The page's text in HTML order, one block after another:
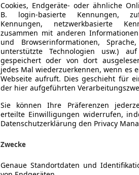
Cookies, Endgeräte- oder ähnliche
B. login-basierte Kennungen,
Kennungen, netzwerkbasierte
zusammen mit anderen
und Browserinformationen,
unterstützte Technologien usw.)
gespeichert oder von dort
jedes Mal wiederzuerkennen, wenn es
Webseite aufruft. Dies geschieht für
der hier aufgeführten
Sie können Ihre Präferenzen
erteilte Einwilligungen widerrufen,
Datenschutzerklärung den Privacy
Zwecke
Genaue Standortdaten und